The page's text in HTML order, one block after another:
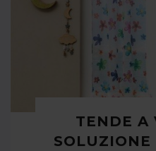
TENDE A